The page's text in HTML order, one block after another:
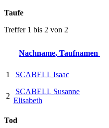
Taufe
Treffer 1 bis 2 von 2
Nachname, Taufnamen
1
SCABELL Isaac
2
SCABELL Susanne
Elisabeth
Tod